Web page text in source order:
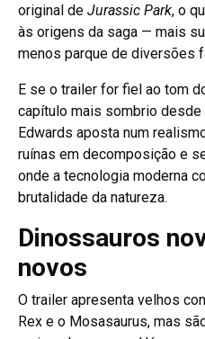
original de Jurassic Park, o
às origens da saga — mais
menos parque de diversões
E se o trailer for fiel ao tom
capítulo mais sombrio desde
Edwards aposta num
ruínas em decomposição e
onde a tecnologia moderna
brutalidade da natureza.
Dinossauros
novos
O trailer apresenta velhos
Rex e o Mosasaurus, mas